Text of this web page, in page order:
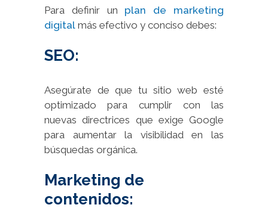
Para definir un plan de marketing
digital más efectivo y conciso debes:
SEO:
Asegúrate de que tu sitio web esté
optimizado para cumplir con las
nuevas directrices que exige Google
para aumentar la visibilidad en las
búsquedas orgánica.
Marketing de
contenidos: